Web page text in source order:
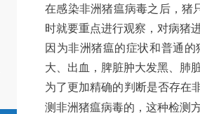
在感染非洲猪瘟病毒之后，猪
时就要重点进行观察，对病猪
因为非洲猪瘟的症状和普通
大、出血，脾脏肿大发黑、肺
为了更加精确的判断是否存在
测非洲猪瘟病毒的，这种检测